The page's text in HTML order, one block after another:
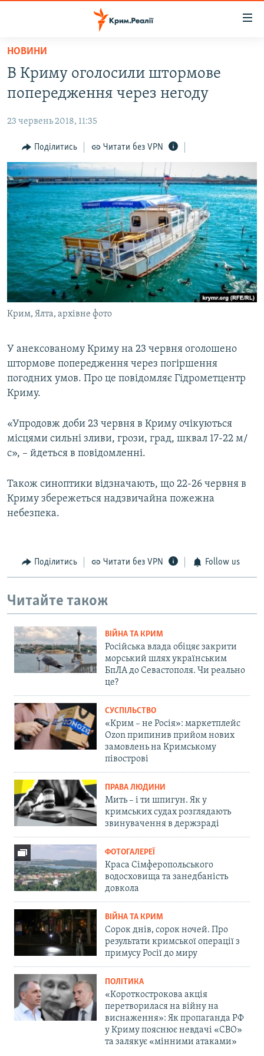
Перейти
основного
матеріалу
до
навігації
Перейти
до
пошуку
ВОДА.КРИМ
ВІДЕО ТА ФОТО
ПОЛІТИКА
БЛОГИ
ПОГЛЯД
ІНТЕРВ'Ю
ВСЕ ЗА ДЕНЬ
СПЕЦПРОЕКТИ
ДЕПОРТАЦІЯ
ВІДЕОУРОКИ «ELIFBE»
СВІДЧЕННЯ ОКУПАЦІЇ
УКРАЇНСЬКА ПРОБЛЕМА КРИМУ
ЯК ОБІЙТИ БЛОКУВАННЯ
Русский
Qırımtatar
Усі сайти RFE/RL
НОВИНИ
В Криму оголосили штормове
попередження через негоду
23 червень 2018, 11:35
Поділитись Читати без VPN
Крим, Ялта, архівне фото
У анексованому Криму на 23 червня оголошено
штормове попередження через погіршення
погодних умов. Про це повідомляє Гідрометцентр
Криму.
«Упродовж доби 23 червня в Криму очікуються
місцями сильні зливи, грози, град, шквал 17-22 м/
с», – йдеться в повідомленні.
Також синоптики відзначають, що 22-26 червня в
Криму збережеться надзвичайна пожежна
небезпека.
Поділитись Читати без VPN Follow us
Читайте також
ВІЙНА ТА КРИМ
Російська влада обіцяє закрити
морський шлях українським
БпЛА до Севастополя. Чи реально
це?
СУСПІЛЬСТВО
«Крим – не Росія»: маркетплейс
Ozon припинив прийом нових
замовлень на Кримському
півострові
ПРАВА ЛЮДИНИ
Мить – і ти шпигун. Як у
кримських судах розглядають
звинувачення в держзраді
ФОТОГАЛЕРЕЇ
Краса Сімферопольського
водосховища та занедбаність
довкола
ВІЙНА ТА КРИМ
Сорок днів, сорок ночей. Про
результати кримської операції з
примусу Росії до миру
ПОЛІТИКА
«Короткострокова акція
перетворилася на війну на
виснаження»: Як пропаганда РФ
у Криму пояснює невдачі «СВО»
та залякує «мінними атаками»